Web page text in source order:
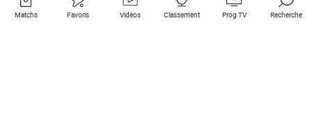
Matchs Favoris Vidéos Classement Prog TV Recherche